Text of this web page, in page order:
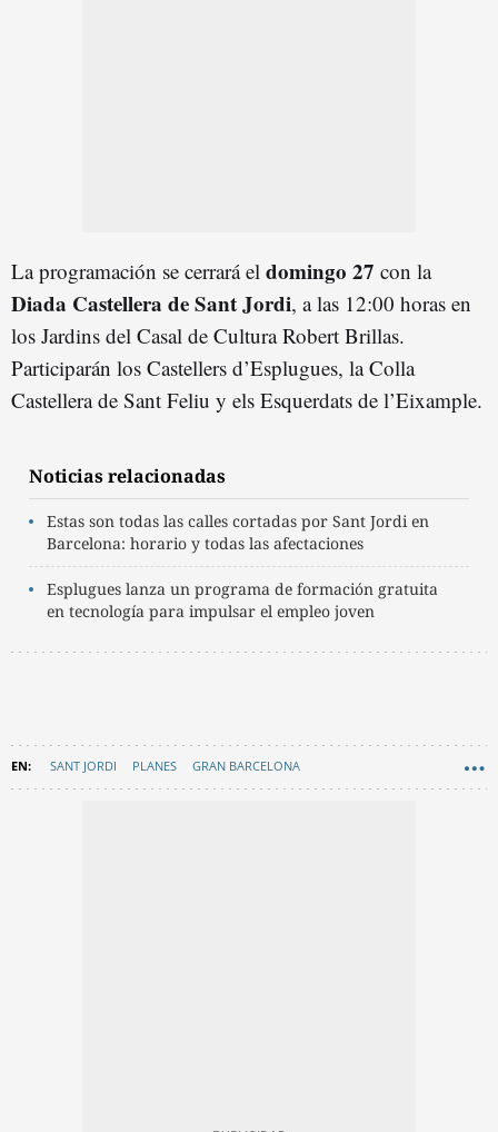
La programación se cerrará el domingo 27 con la
Diada Castellera de Sant Jordi, a las 12:00 horas en
los Jardins del Casal de Cultura Robert Brillas.
Participarán los Castellers d’Esplugues, la Colla
Castellera de Sant Feliu y els Esquerdats de l’Eixample.
Noticias relacionadas
Estas son todas las calles cortadas por Sant Jordi en
Barcelona: horario y todas las afectaciones
Esplugues lanza un programa de formación gratuita
en tecnología para impulsar el empleo joven
SANT JORDI PLANES GRAN BARCELONA